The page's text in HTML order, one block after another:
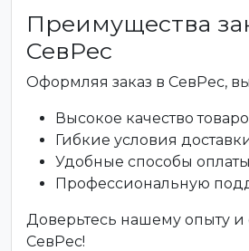
Преимущества
СевРес
Оформляя заказ в СевРес,
Высокое качество
Гибкие условия
Удобные способы оплаты
Профессиональную
Доверьтесь нашему опыту и
СевРес!